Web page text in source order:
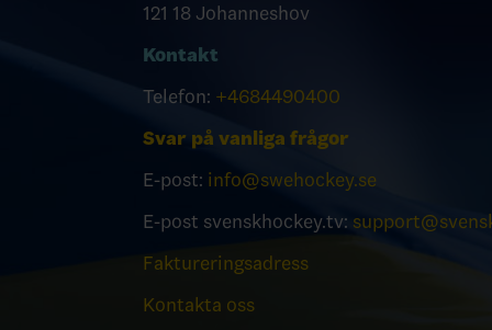
121 18 Johanneshov
Kontakt
Telefon: +4684490400
Svar på vanliga frågor
E-post: info@swehockey.se
E-post svenskhockey.tv:
Faktureringsadress
Kontakta oss